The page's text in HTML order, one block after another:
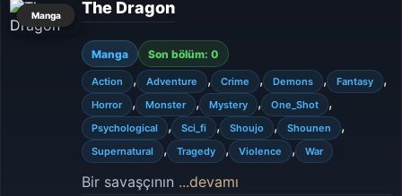
Manga The Dragon
Manga Son bölüm: 0
Action , Adventure , Crime , Demons , Fantasy ,
Horror , Monster , Mystery , One_Shot ,
Psychological , Sci_fi , Shoujo , Shounen ,
Supernatural , Tragedy , Violence , War
Bir savaşçının ...devamı